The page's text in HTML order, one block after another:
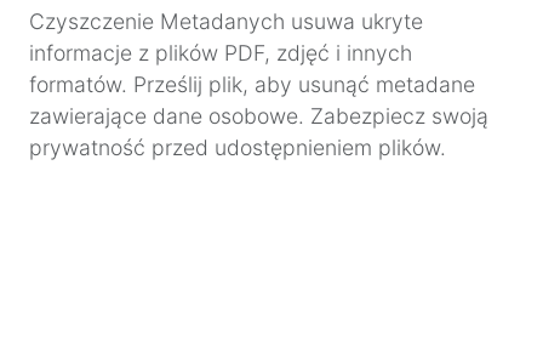
Czyszczenie Metadanych usuwa ukryte
informacje z plików PDF, zdjęć i innych
formatów. Prześlij plik, aby usunąć metadane
zawierające dane osobowe. Zabezpiecz swoją
prywatność przed udostępnieniem plików.